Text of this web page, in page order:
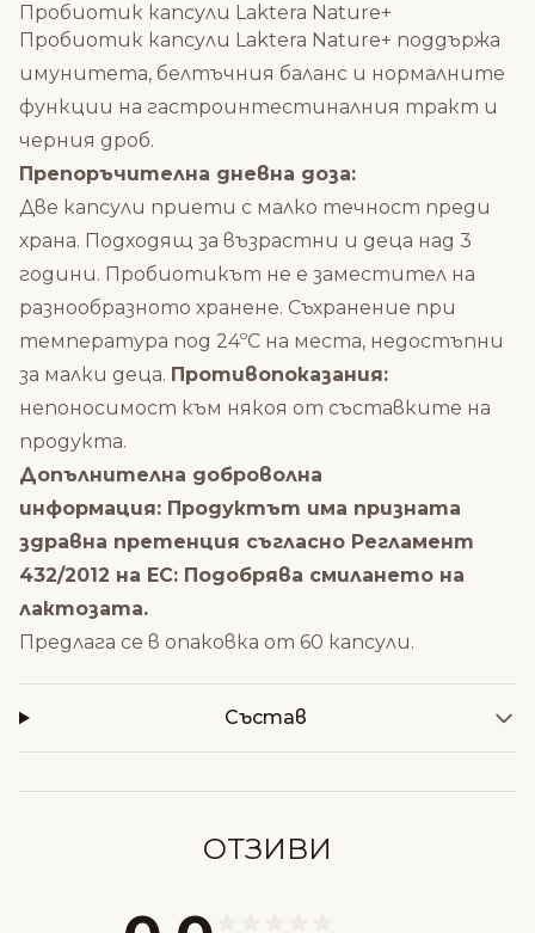
Пробиотик капсули Laktera Nature+
Пробиотик капсули Laktera Nature+ поддържа
имунитета, белтъчния баланс и нормалните
функции на гастроинтестиналния тракт и
черния дроб.
Препоръчителна дневна доза:
Две капсули приети с малко течност преди
храна. Подходящ за възрастни и деца над 3
години. Пробиотикът не е заместител на
разнообразното хранене. Съхранение при
температура под 24ºС на места, недостъпни
за малки деца. Противопоказания:
непоносимост към някоя от съставките на
продукта.
Допълнителна доброволна
информация: Продуктът има призната
здравна претенция съгласно Регламент
432/2012 на ЕС: Подобрява смилането на
лактозата.
Предлага се в опаковка от 60 капсули.
Състав
ОТЗИВИ